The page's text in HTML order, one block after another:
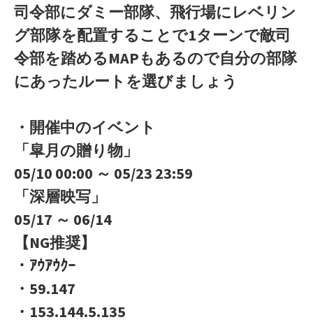
司令部にダミー部隊、飛行場にレベリン
グ部隊を配置することで1ターンで敵司
令部を踏めるMAPもあるので自分の部隊
にあったルートを選びましょう
・開催中のイベント
「皐月の贈り物」
05/10 00:00 ～ 05/23 23:59
「深層映写」
05/17 ～ 06/14
【NG推奨】
・ｱｳｱｳｸｰ
・59.147
・153.144.5.135